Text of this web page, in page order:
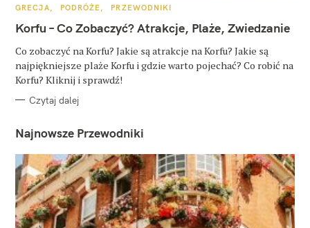
K
T
E
O
R
I
GRECJA PODRÓŻE PRZEWODNIKI
Korfu – Co Zobaczyć? Atrakcje, Plaże, Zwiedzanie
Co zobaczyć na Korfu? Jakie są atrakcje na Korfu? Jakie są
najpiękniejsze plaże Korfu i gdzie warto pojechać? Co robić na
Korfu? Kliknij i sprawdź!
Czytaj dalej
Najnowsze Przewodniki